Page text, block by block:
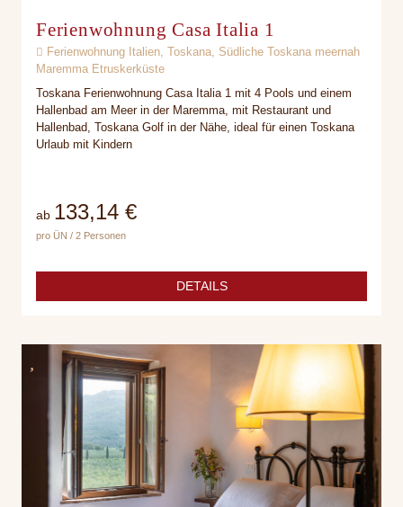
Ferienwohnung Casa Italia 1
Ferienwohnung Italien, Toskana, Südliche Toskana meernah
Maremma Etruskerküste
Toskana Ferienwohnung Casa Italia 1 mit 4 Pools und einem
Hallenbad am Meer in der Maremma, mit Restaurant und
Hallenbad, Toskana Golf in der Nähe, ideal für einen Toskana
Urlaub mit Kindern
ab 133,14 €
pro ÜN / 2 Personen
DETAILS